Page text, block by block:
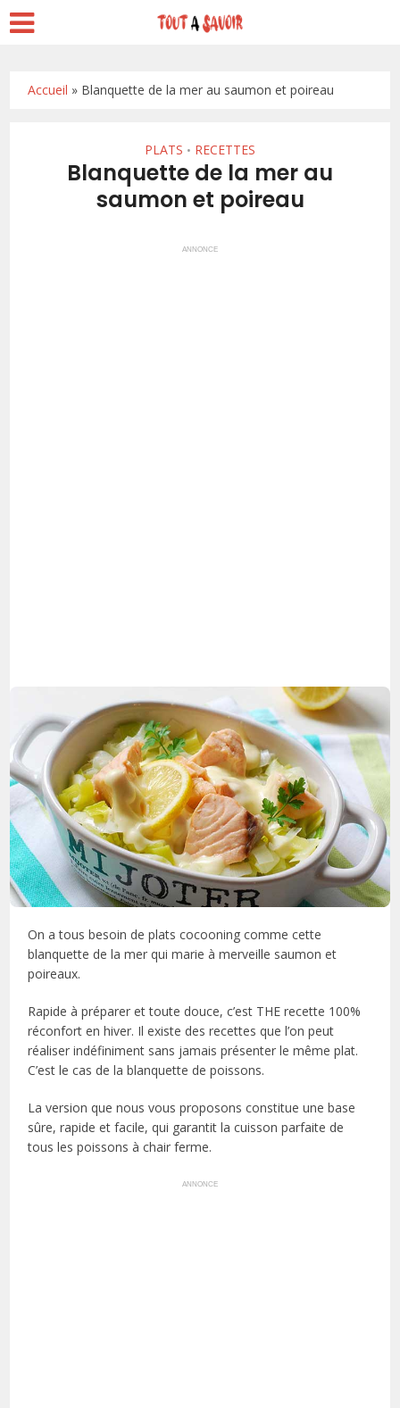
Accueil » Blanquette de la mer au saumon et poireau
PLATS • RECETTES
Blanquette de la mer au
saumon et poireau
ANNONCE
On a tous besoin de plats cocooning comme cette
blanquette de la mer qui marie à merveille saumon et
poireaux.
Rapide à préparer et toute douce, c’est THE recette 100%
réconfort en hiver. Il existe des recettes que l’on peut
réaliser indéfiniment sans jamais présenter le même plat.
C’est le cas de la blanquette de poissons.
La version que nous vous proposons constitue une base
sûre, rapide et facile, qui garantit la cuisson parfaite de
tous les poissons à chair ferme.
ANNONCE